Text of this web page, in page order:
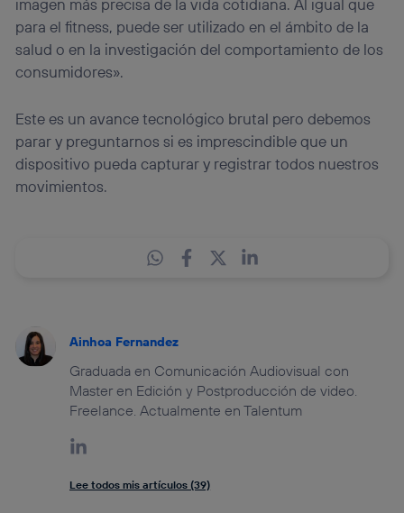
imagen más precisa de la vida cotidiana. Al igual que
para el fitness, puede ser utilizado en el ámbito de la
salud o en la investigación del comportamiento de los
consumidores».
Este es un avance tecnológico brutal pero debemos
parar y preguntarnos si es imprescindible que un
dispositivo pueda capturar y registrar todos nuestros
movimientos.
Ainhoa Fernandez
Graduada en Comunicación Audiovisual con
Master en Edición y Postproducción de video.
Freelance. Actualmente en Talentum
Lee todos mis artículos (39)